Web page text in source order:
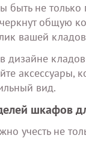
быть не
общую
вашей
дизайне
аксессуары,
вид.
шкафов
учесть не